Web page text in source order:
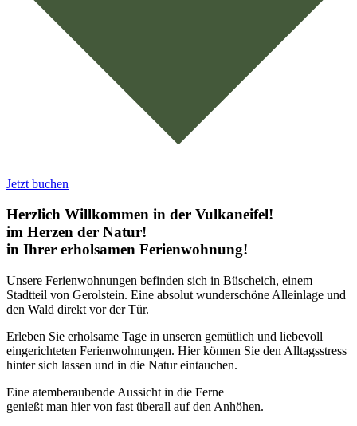
Jetzt buchen
Herzlich Willkommen in der Vulkaneifel!
im Herzen der Natur!
in Ihrer erholsamen Ferienwohnung!
Unsere Ferienwohnungen befinden sich in Büscheich, einem
Stadtteil von Gerolstein. Eine absolut wunderschöne Alleinlage und
den Wald direkt vor der Tür.
Erleben Sie erholsame Tage in unseren gemütlich und liebevoll
eingerichteten Ferienwohnungen. Hier können Sie den Alltagsstress
hinter sich lassen und in die Natur eintauchen.
Eine atemberaubende Aussicht in die Ferne
genießt man hier von fast überall auf den Anhöhen.